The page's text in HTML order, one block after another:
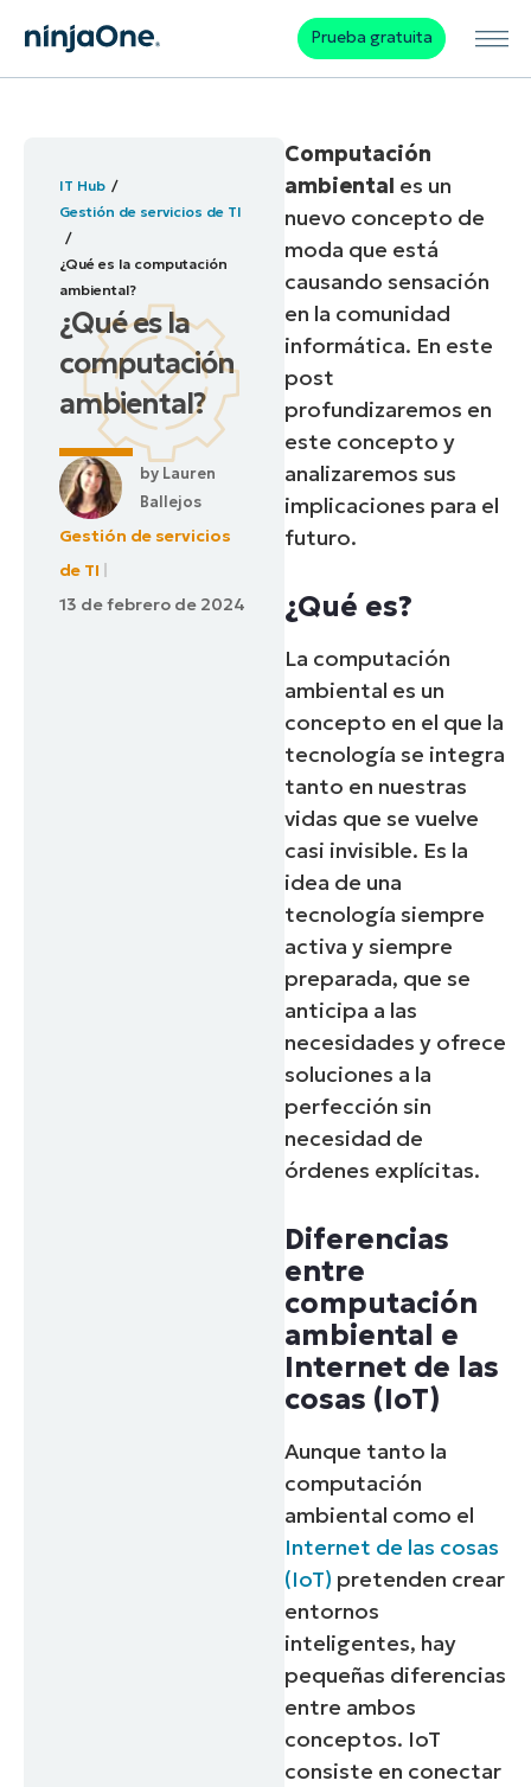
Prueba gratuita
IT Hub
Gestión de servicios de TI
¿Qué es la computación
ambiental?
¿Qué es la
computación
ambiental?
byLauren
Ballejos
Gestión de servicios
de TI
13 de febrero de 2024
Computación
ambiental es un
nuevo concepto de
moda que está
causando sensación
en la comunidad
informática. En este
post
profundizaremos en
este concepto y
analizaremos sus
implicaciones para el
futuro.
¿Qué es?
La computación
ambiental es un
concepto en el que la
tecnología se integra
tanto en nuestras
vidas que se vuelve
casi invisible. Es la
idea de una
tecnología siempre
activa y siempre
preparada, que se
anticipa a las
necesidades y ofrece
soluciones a la
perfección sin
necesidad de
órdenes explícitas.
Diferencias
entre
computación
ambiental e
Internet de las
cosas (IoT)
Aunque tanto la
computación
ambiental como el
Internet de las cosas
(IoT) pretenden crear
entornos
inteligentes, hay
pequeñas diferencias
entre ambos
conceptos. IoT
consiste en conectar